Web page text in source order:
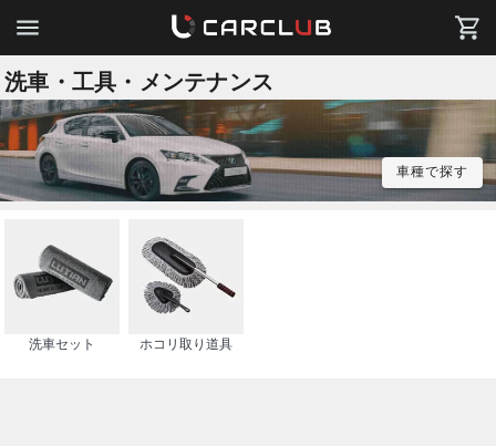
洗車・工具・メンテナンス
車種で探す
洗車セット ホコリ取り道具